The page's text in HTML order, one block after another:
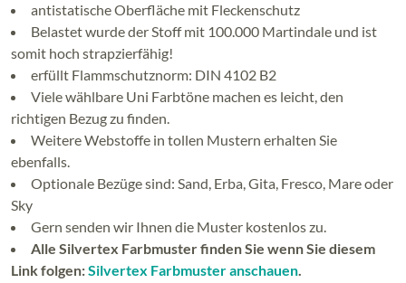
antistatische Oberfläche mit Fleckenschutz
Belastet wurde der Stoff mit 100.000 Martindale und ist
somit hoch strapzierfähig!
erfüllt Flammschutznorm: DIN 4102 B2
Viele wählbare Uni Farbtöne machen es leicht, den
richtigen Bezug zu finden.
Weitere Webstoffe in tollen Mustern erhalten Sie
ebenfalls.
Optionale Bezüge sind: Sand, Erba, Gita, Fresco, Mare oder
Sky
Gern senden wir Ihnen die Muster kostenlos zu.
Alle Silvertex Farbmuster finden Sie wenn Sie diesem
Link folgen:Silvertex Farbmuster anschauen.